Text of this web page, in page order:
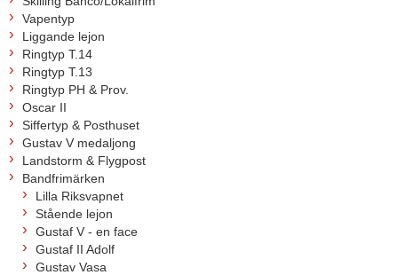
Vapentyp
Liggande lejon
Ringtyp T.14
Ringtyp T.13
Ringtyp PH & Prov.
Oscar II
Siffertyp & Posthuset
Gustav V medaljong
Landstorm & Flygpost
Bandfrimärken
Lilla Riksvapnet
Stående lejon
Gustaf V - en face
Gustaf II Adolf
Gustav Vasa